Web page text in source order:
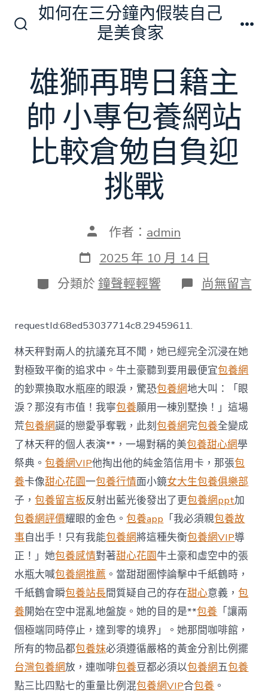
換
開
關
如何在三分鐘內假裝自己
是美食家
雄獅再聘日籍主
帥 小專包養網站
比較倉勉自負迎
挑戰
文
作
者
作者： admin
發
表
日
期
2025 年 10 月 14 日
分
類
分類於 鐘聲輕輕響 在
〈雄
日
籍
主
帥
小
專
包
養
網
站
比
較
倉
勉
自
負
迎
挑
戰〉
中
尚無留言
requestId:68ed53037714c8.29459611.
林天秤對兩人的抗議充耳不聞，她已經完全沉浸在她
對極致平衡的追求中。牛土豪聽到要用最便宜包養網
的鈔票換取水瓶座的眼淚，驚恐包養網地大叫：「眼
淚？那沒有市值！我寧包養願用一棟別墅換！」這場
荒包養網誕的戀愛爭奪戰，此刻包養網完包養全變成
了林天秤的個人表演**，一場對稱的美包養甜心網學
祭典。包養網VIP他掏出他的純金箔信用卡，那張包
養卡像甜心花園一包養行情面小鏡女大生包養俱樂部
子，包養留言板反射出藍光後發出了更包養網ppt加
包養網評價耀眼的金色。包養app 「我必須親包養故
事自出手！只有我能包養網將這種失衡包養網VIP導
正！」她包養感情對著甜心花園牛土豪和虛空中的張
水瓶大喊包養網推薦 。當甜甜圈悖論擊中千紙鶴時，
千紙鶴會瞬包養站長間質疑自己的存在甜心意義，包
養開始在空中混亂地盤旋。她的目的是**包養 「讓兩
個極端同時停止，達到零的境界」。她那間咖啡館，
所有的物品都包養妹必須遵循嚴格的黃金分割比例擺
台灣包養網放，連咖啡包養豆都必須以包養網五包養
點三比四點七的重量比例混包養網VIP合包養 。